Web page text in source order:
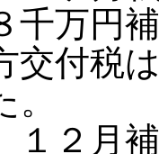
千万円
交付税
。
１２月